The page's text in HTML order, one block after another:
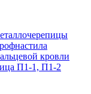
кровли
П1-1, П1-2